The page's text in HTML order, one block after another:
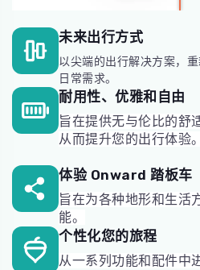
未来出行方式
以尖端的出行解决方案，
日常需求。
耐用性、优雅和自由
旨在提供无与伦比的舒
从而提升您的出行体验。
体验 Onward 踏板车
旨在为各种地形和生活
能。
个性化您的旅程
从一系列功能和配件中